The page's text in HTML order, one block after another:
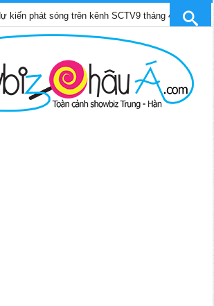
sóng trên kênh SCTV9 tháng 4/2025